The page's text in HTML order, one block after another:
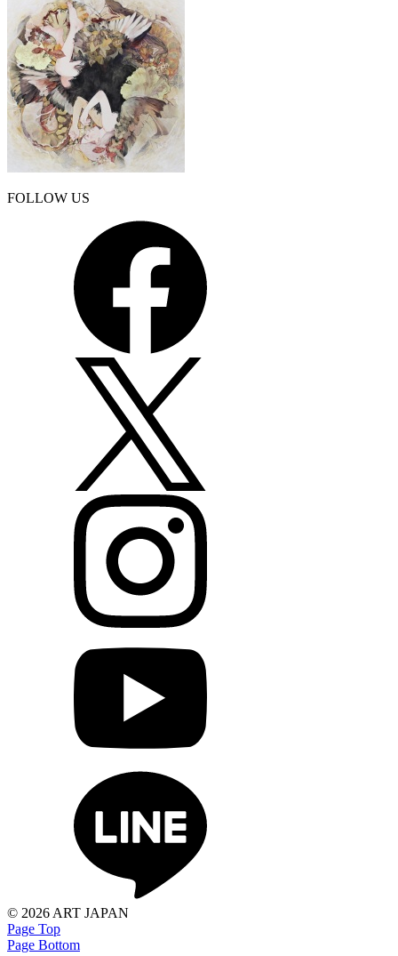
FOLLOW US
© 2026 ART JAPAN
Page Top
Page Bottom